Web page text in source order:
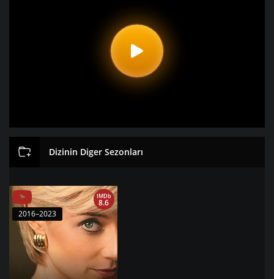
Dizinin Diger Sezonları
IMDb
8.6
2016–2023